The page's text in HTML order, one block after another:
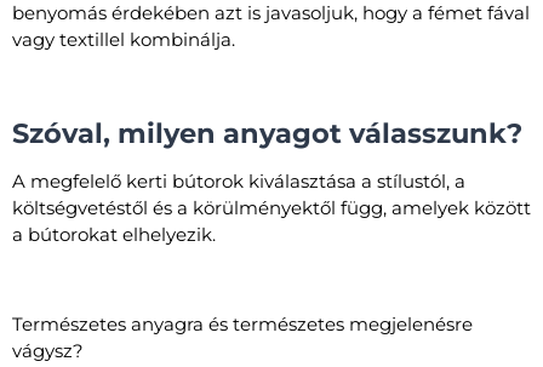
benyomás érdekében azt is javasoljuk, hogy a fémet fával
vagy textillel kombinálja.
Szóval, milyen anyagot válasszunk?
A megfelelő kerti bútorok kiválasztása a stílustól, a
költségvetéstől és a körülményektől függ, amelyek között
a bútorokat elhelyezik.
Természetes anyagra és természetes megjelenésre
vágysz?